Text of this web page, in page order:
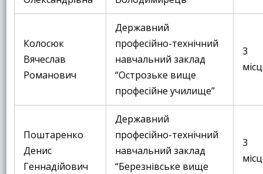
Колосюк
Вячеслав
Романович
Державний
професійно-технічний
навчальний заклад
“Острозьке вище
професійне училище”
3
Поштаренко
Денис
Геннадійович
Державний
професійно-технічний
навчальний заклад
“Березнівське вище
3